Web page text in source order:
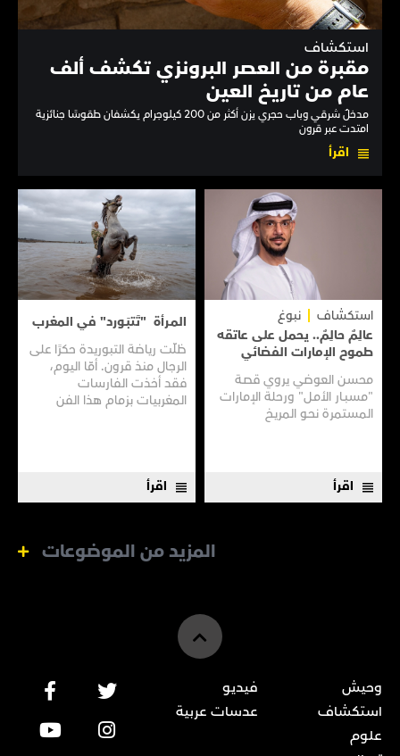
استكشاف
مقبرة من العصر البرونزي تكشف ألف
عام من تاريخ العين
مدخلٌ شرقي وباب حجري يزن أكثر من 200 كيلوجرام يكشفان طقوسًا جنائزية
امتدت عبر قرون
اقرأ
استكشاف
نبوغ
عالِمٌ حالِمٌ.. يحمل على عاتقه
طموح الإمارات الفضائي
محسن العوضي يروي قصـة
"مسبـار الأمـل" ورحلة الإمارات
المستمرة نحـو المريـخ
اقرأ
المـرأة "تَتبَـورد" في المغرب
ظلّت رياضة التبوريدة حكرًا على
الرجال منذ قرون. أمّا اليوم،
فقد أخذت الفارسات
المغربيات بزمام هذا الفن
اقرأ
المزيد من الموضوعات
وحيش
استكشاف
علوم
فيديو
عدسات عربية